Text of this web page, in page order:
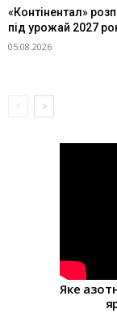
«Контінентал»
під урожай 2027
05.08.2026
Яке